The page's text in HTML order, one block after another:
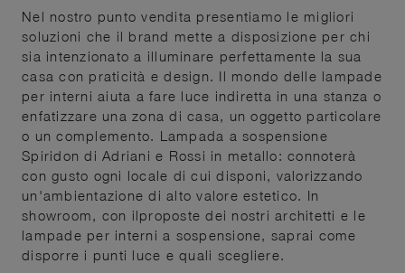
Nel nostro punto vendita presentiamo le migliori
soluzioni che il brand mette a disposizione per chi
sia intenzionato a illuminare perfettamente la sua
casa con praticità e design. Il mondo delle lampade
per interni aiuta a fare luce indiretta in una stanza o
enfatizzare una zona di casa, un oggetto particolare
o un complemento. Lampada a sospensione
Spiridon di Adriani e Rossi in metallo: connoterà
con gusto ogni locale di cui disponi, valorizzando
un'ambientazione di alto valore estetico. In
showroom, con ilproposte dei nostri architetti e le
lampade per interni a sospensione, saprai come
disporre i punti luce e quali scegliere.